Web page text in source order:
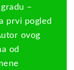
–
prvi pogled
ovog
od